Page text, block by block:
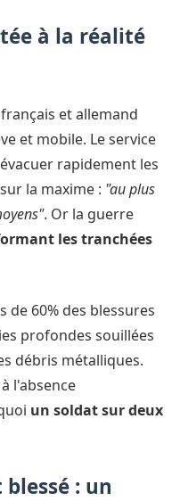
à la réalité
et allemand
et mobile. Le service
rapidement les
la maxime : "au plus
. Or la guerre
les tranchées
de 60% des blessures
profondes souillées
débris métalliques.
l'absence
un soldat sur deux
: un